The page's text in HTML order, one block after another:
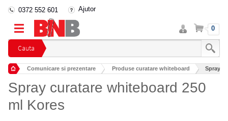
Cauta
0372 552 601 Ajutor
Intra
in
cont
Cos 0
Comunicare si prezentare Produse curatare whiteboard Spray
Spray curatare whiteboard 250
ml Kores